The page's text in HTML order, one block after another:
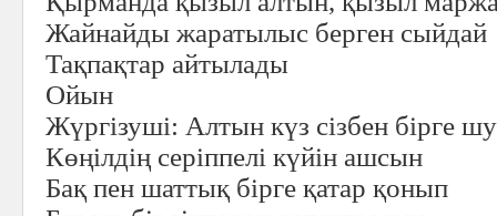
Жайнайды жаратылыс берген сыйдай
Тақпақтар айтылады
Ойын
Жүргізуші: Алтын күз сізбен бірге
Көңілдің серіппелі күйін ашсын
Бақ пен шаттық бірге қатар қонып